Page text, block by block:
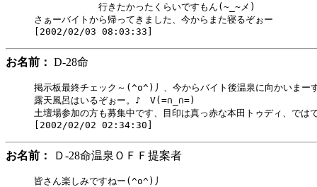
行きたかったくらいですもん(~_~メ)
さぁーバイトから帰ってきました、今からまた寝るぞぉー
お名前： D-28命
掲示板最終チェック～(^o^)丿、今からバイト後温泉に向かいまー
露天風呂はいるぞぉー。♪　V(=∩_∩=)
土壇場参加の方も募集中です、目印は真っ赤な本田トゥディ、で
お名前： Ｄ-28命温泉ＯＦＦ提案者
皆さん楽しみですねー(^o^)丿